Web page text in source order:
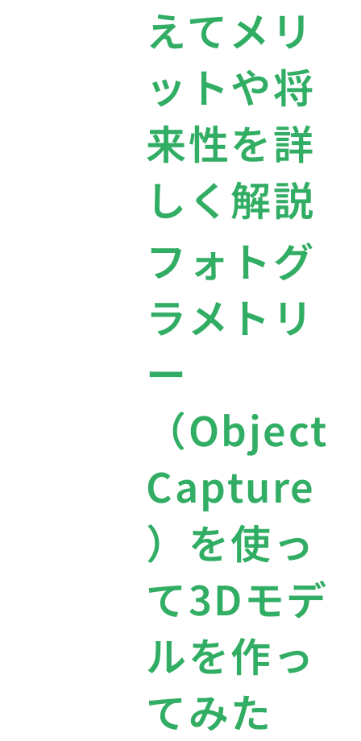
えてメリ
ットや将
来性を詳
しく解説
フォトグ
ラメトリ
ー
（Object
Capture
）を使っ
て3Dモデ
ルを作っ
てみた